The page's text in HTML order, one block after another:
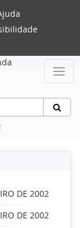
DE 2002
DE 2002